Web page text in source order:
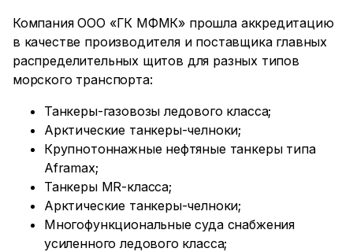
Компания ООО «ГК МФМК» прошла аккредитацию
в качестве производителя и поставщика главных
распределительных щитов для разных типов
морского транспорта:
Танкеры-газовозы ледового класса;
Арктические танкеры-челноки;
Крупнотоннажные нефтяные танкеры типа
Aframax;
Танкеры MR-класса;
Арктические танкеры-челноки;
Многофункциональные суда снабжения
усиленного ледового класса;